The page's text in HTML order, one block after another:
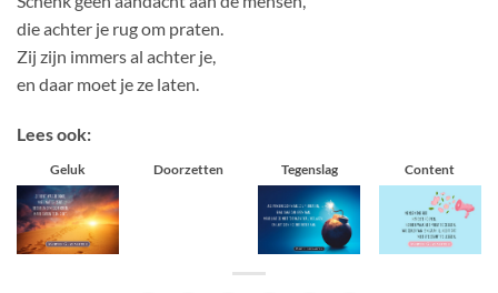
die achter je rug om praten.
Zij zijn immers al achter je,
en daar moet je ze laten.
Lees ook:
Geluk Doorzetten Tegenslag Content